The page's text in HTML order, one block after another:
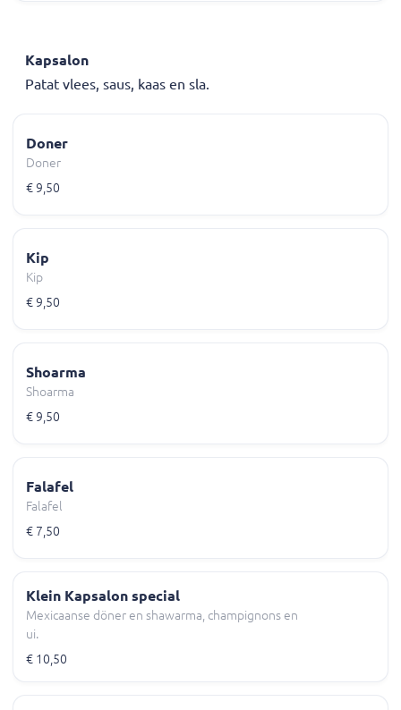
Kapsalon
Patat vlees, saus, kaas en sla.
Doner
Doner
€ 9,50
Kip
Kip
€ 9,50
Shoarma
Shoarma
€ 9,50
Falafel
Falafel
€ 7,50
Klein Kapsalon special
Mexicaanse döner en shawarma, champignons en
ui.
€ 10,50